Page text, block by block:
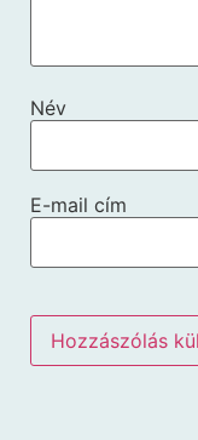
Név
E-mail cím